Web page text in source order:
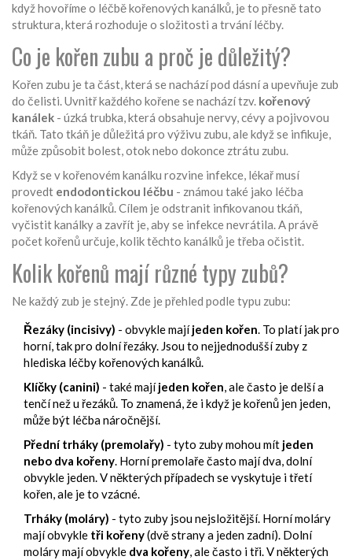
když hovoříme o léčbě kořenových kanálků, je to přesně tato
struktura, která rozhoduje o složitosti a trvání léčby.
Co je kořen zubu a proč je důležitý?
Kořen zubu je ta část, která se nachází pod dásní a upevňuje zub
do čelisti. Uvnitř každého kořene se nachází tzv. kořenový
kanálek - úzká trubka, která obsahuje nervy, cévy a pojivovou
tkáň. Tato tkáň je důležitá pro výživu zubu, ale když se infikuje,
může způsobit bolest, otok nebo dokonce ztrátu zubu.
Když se v kořenovém kanálku rozvine infekce, lékař musí
provedt endodontickou léčbu - známou také jako léčba
kořenových kanálků. Cílem je odstranit infikovanou tkáň,
vyčistit kanálky a zavřít je, aby se infekce nevrátila. A právě
počet kořenů určuje, kolik těchto kanálků je třeba očistit.
Kolik kořenů mají různé typy zubů?
Ne každý zub je stejný. Zde je přehled podle typu zubu:
Řezáky (incisivy) - obvykle majíjeden kořen. To platí jak pro
horní, tak pro dolní řezáky. Jsou to nejjednodušší zuby z
hlediska léčby kořenových kanálků.
Klíčky (canini) - také majíjeden kořen, ale často je delší a
tenčí než u řezáků. To znamená, že i když je kořenů jen jeden,
může být léčba náročnější.
Přední trháky (premolařy) - tyto zuby mohou mít jeden
nebo dva kořeny. Horní premolaře často mají dva, dolní
obvykle jeden. V některých případech se vyskytuje i třetí
kořen, ale je to vzácné.
Trháky (moláry) - tyto zuby jsou nejsložitější. Horní moláry
mají obvykle tři kořeny(dvě strany a jeden zadní). Dolní
moláry mají obvykle dva kořeny, ale často i tři. V některých